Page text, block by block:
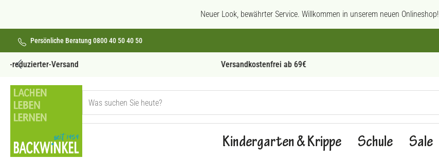
Neuer Look, bewährter Service. Willkommen in unserem neuen Onlineshop!
Persönliche Beratung 0800 40 50 40 50
Versandkostenfrei ab 69€
Kindergarten & Krippe Schule Sale